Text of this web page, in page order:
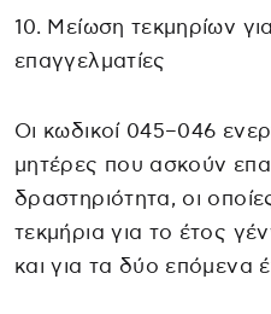
10. Μείωση τεκμηρίων
επαγγελματίες
Οι κωδικοί 045–046
μητέρες που ασκούν
δραστηριότητα, οι
τεκμήρια για το έτος
και για τα δύο επόμενα